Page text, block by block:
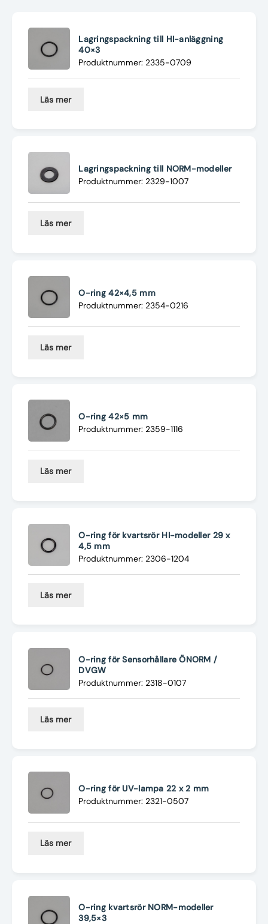
Underhållstips
Kontakt
Lagringspackning till HI-anläggning
40×3
Produktnummer: 2335-0709
Läs mer
Lagringspackning till NORM-modeller
Produktnummer: 2329-1007
Läs mer
O-ring 42×4,5 mm
Produktnummer: 2354-0216
Läs mer
O-ring 42×5 mm
Produktnummer: 2359-1116
Läs mer
O-ring för kvartsrör HI-modeller 29 x
4,5 mm
Produktnummer: 2306-1204
Läs mer
O-ring för Sensorhållare ÖNORM /
DVGW
Produktnummer: 2318-0107
Läs mer
O-ring för UV-lampa 22 x 2 mm
Produktnummer: 2321-0507
Läs mer
O-ring kvartsrör NORM-modeller
39,5×3